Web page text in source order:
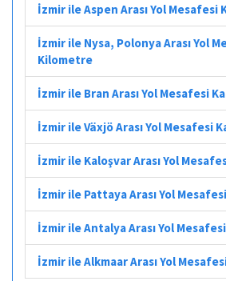
İzmir ile Aspen Arası Yol Mesafesi
İzmir ile Nysa, Polonya Arası Yol
Kilometre
İzmir ile Bran Arası Yol Mesafesi
İzmir ile Växjö Arası Yol Mesafesi
İzmir ile Kaloşvar Arası Yol
İzmir ile Pattaya Arası Yol
İzmir ile Antalya Arası Yol
İzmir ile Alkmaar Arası Yol